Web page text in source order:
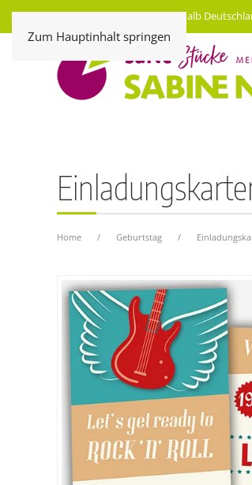
Zum Hauptinhalt springen
Kostenloser Versand innerhalb
Home Geburtstag